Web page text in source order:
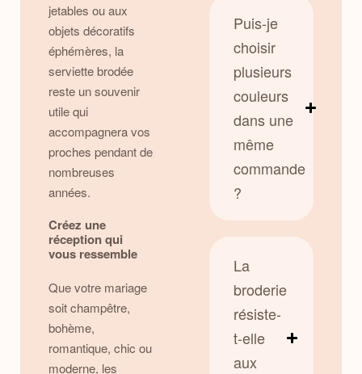
jetables ou aux
objets décoratifs
éphémères, la
serviette brodée
reste un souvenir
utile qui
accompagnera vos
proches pendant de
nombreuses
années.
Créez une
réception qui
vous ressemble
Que votre mariage
soit champêtre,
bohème,
romantique, chic ou
moderne, les
Puis-je
choisir
plusieurs
couleurs
dans une
même
commande
?
La
broderie
résiste-
t-elle
aux